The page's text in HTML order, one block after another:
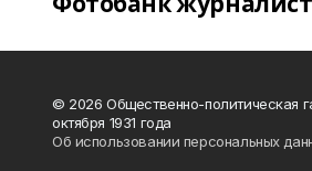
© 2026 Общественно-политическая
октября 1931 года
Об использовании персональных